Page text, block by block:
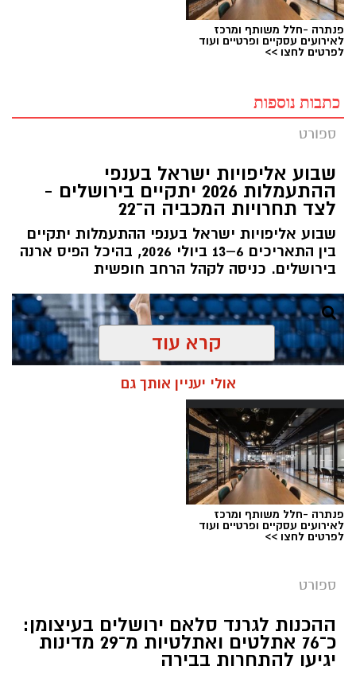
פנתרה -חלל משותף ומרכז
לאירועים עסקיים ופרטיים ועוד
לפרטים לחצו >>
כתבות נוספות
ספורט
שבוע אליפויות ישראל בענפי
ההתעמלות 2026 יתקיים בירושלים -
לצד תחרויות המכביה ה־22
שבוע אליפויות ישראל בענפי ההתעמלות יתקיים
בין התאריכים 6–13 ביולי 2026, בהיכל הפיס ארנה
בירושלים. כניסה לקהל הרחב חופשית
מערכת ירושלים נט / 11:30 06.07.26
קיץ ספורטיבי בירושלים: במשך שמונה ימים תהפוך
ירושלים לבירת ההתעמלות של ישראל, כאשר
קרא עוד
אולי יעניין אותך גם
פנתרה -חלל משותף ומרכז
לאירועים עסקיים ופרטיים ועוד
לפרטים לחצו >>
ספורט
ההכנות לגרנד סלאם ירושלים בעיצומן:
כ־76 אתלטים ואתלטיות מ־29 מדינות
יגיעו להתחרות בבירה